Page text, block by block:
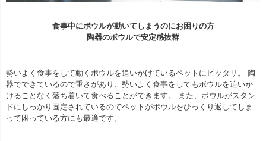
食事中にボウルが動いてしまうのにお困りの方
陶器のボウルで安定感抜群
勢いよく食事をして動くボウルを追いかけているペットにピッタリ。 陶
器でできているので重さがあり、勢いよく食事をしてもボウルを追いか
けることなく落ち着いて食べることができます。 また、ボウルがスタン
ドにしっかり固定されているのでペットがボウルをひっくり返してしま
って困っている方にも最適です。